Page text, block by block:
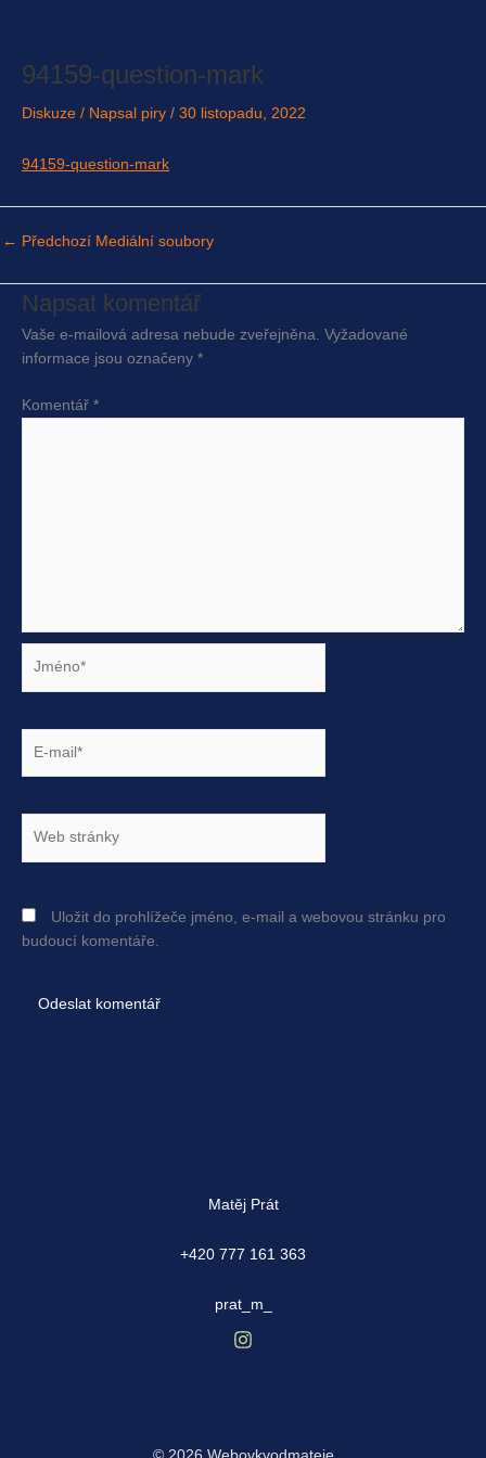
94159-question-mark
Diskuze / Napsal piry / 30 listopadu, 2022
94159-question-mark
← Předchozí Mediální soubory
Napsat komentář
Vaše e-mailová adresa nebude zveřejněna. Vyžadované
informace jsou označeny *
Komentář *
mail*
Uložit do prohlížeče jméno, e-mail a webovou stránku pro
budoucí komentáře.
Matěj Prát
+420 777 161 363
prat_m_